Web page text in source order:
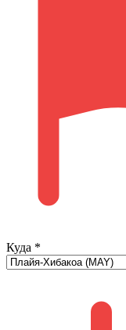
Куда *